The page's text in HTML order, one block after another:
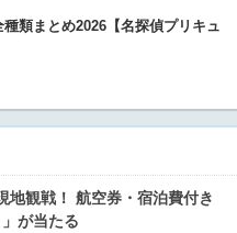
類まとめ2026【名探偵プリキュ
地観戦！ 航空券・宿泊費付き
が当たる